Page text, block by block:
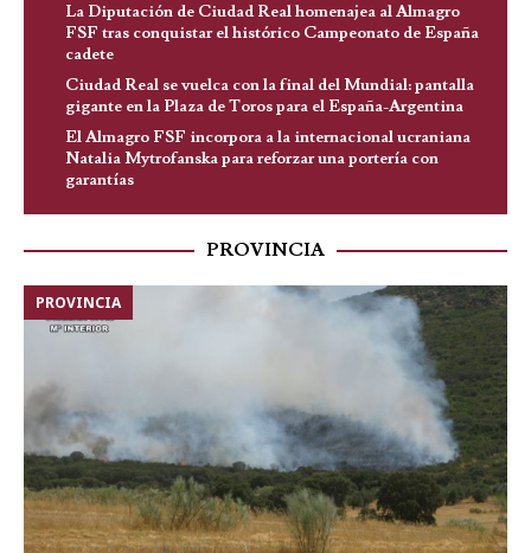
La Diputación de Ciudad Real homenajea al Almagro
FSF tras conquistar el histórico Campeonato de España
cadete
Ciudad Real se vuelca con la final del Mundial: pantalla
gigante en la Plaza de Toros para el España-Argentina
El Almagro FSF incorpora a la internacional ucraniana
Natalia Mytrofanska para reforzar una portería con
garantías
PROVINCIA
PROVINCIA